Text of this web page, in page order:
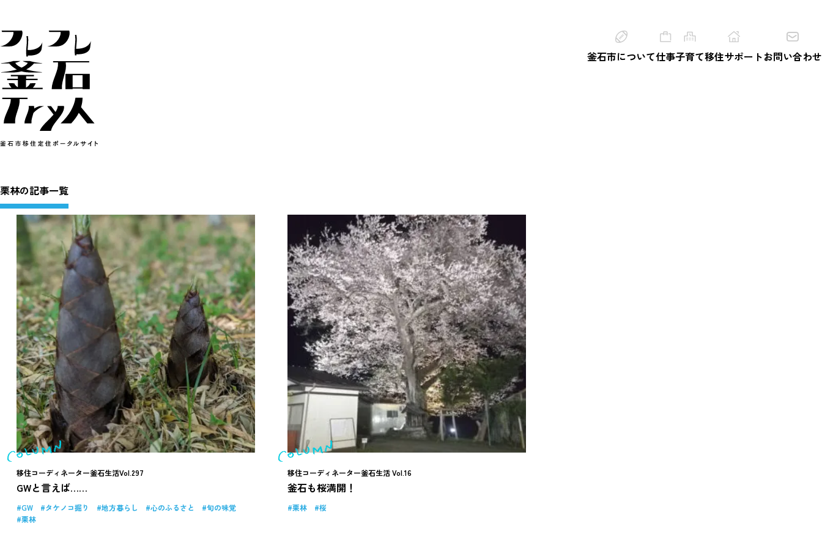
釜石市について仕事子育て移住サポートお問い合わせ
栗林の記事一覧
移住コーディネーター釜石生活Vol.297
GWと言えば……
GW タケノコ掘り 地方暮らし 心のふるさと
旬の味覚
栗林
移住コーディネーター釜石生活 Vol.16
釜石も桜満開！
栗林 桜